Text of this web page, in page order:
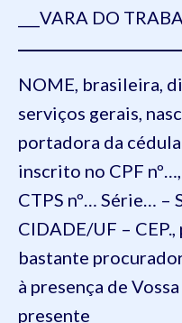
___VARA DO
NOME, brasileira,
serviços gerais,
portadora da
inscrito no CPF
CTPS nº… Série… –
CIDADE/UF –
bastante
à presença de
presente